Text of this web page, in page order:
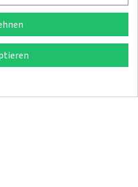
vorbehalten